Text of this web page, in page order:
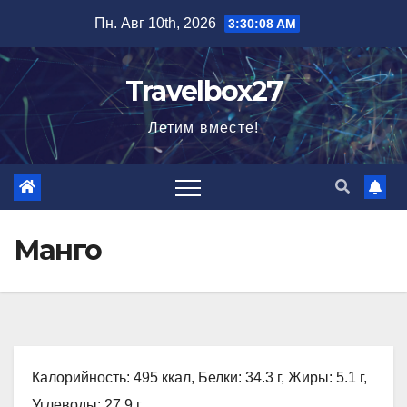
содержимому
Пн. Авг 10th, 2026 3:30:09 AM
Travelbox27
Летим вместе!
Манго
Калорийность: 495 ккал, Белки: 34.3 г, Жиры: 5.1 г,